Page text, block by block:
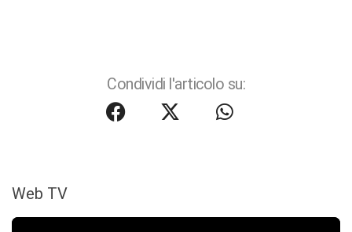
Condividi l'articolo su:
Web TV